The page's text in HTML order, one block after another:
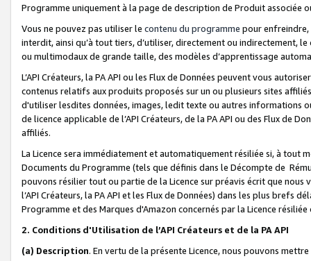
Programme uniquement à la page de description de Produit associée
Vous ne pouvez pas utiliser le contenu du programme pour
interdit, ainsi qu’à tout tiers, d’utiliser, directement ou indirectement,
ou multimodaux de grande taille, des modèles d’apprentissage
L’API Créateurs, la PA API ou les Flux de Données peuvent vous
contenus relatifs aux produits proposés sur un ou plusieurs sites
d'utiliser lesdites données, images, ledit texte ou autres informations
de licence applicable de l’API Créateurs, de la PA API ou des Flux de
affiliés.
La Licence sera immédiatement et automatiquement résiliée si, à
Documents du Programme (tels que définis dans le Décompte de
pouvons résilier tout ou partie de la Licence sur préavis écrit que
l’API Créateurs, la PA API et les Flux de Données) dans les plus
Programme et des Marques d'Amazon concernés par la Licence
2. Conditions d'Utilisation de l’API Créateurs et de la PA API
(a) Description. En vertu de la présente Licence, nous pouvons